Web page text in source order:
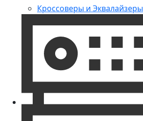
Кроссоверы и Эквалайзеры